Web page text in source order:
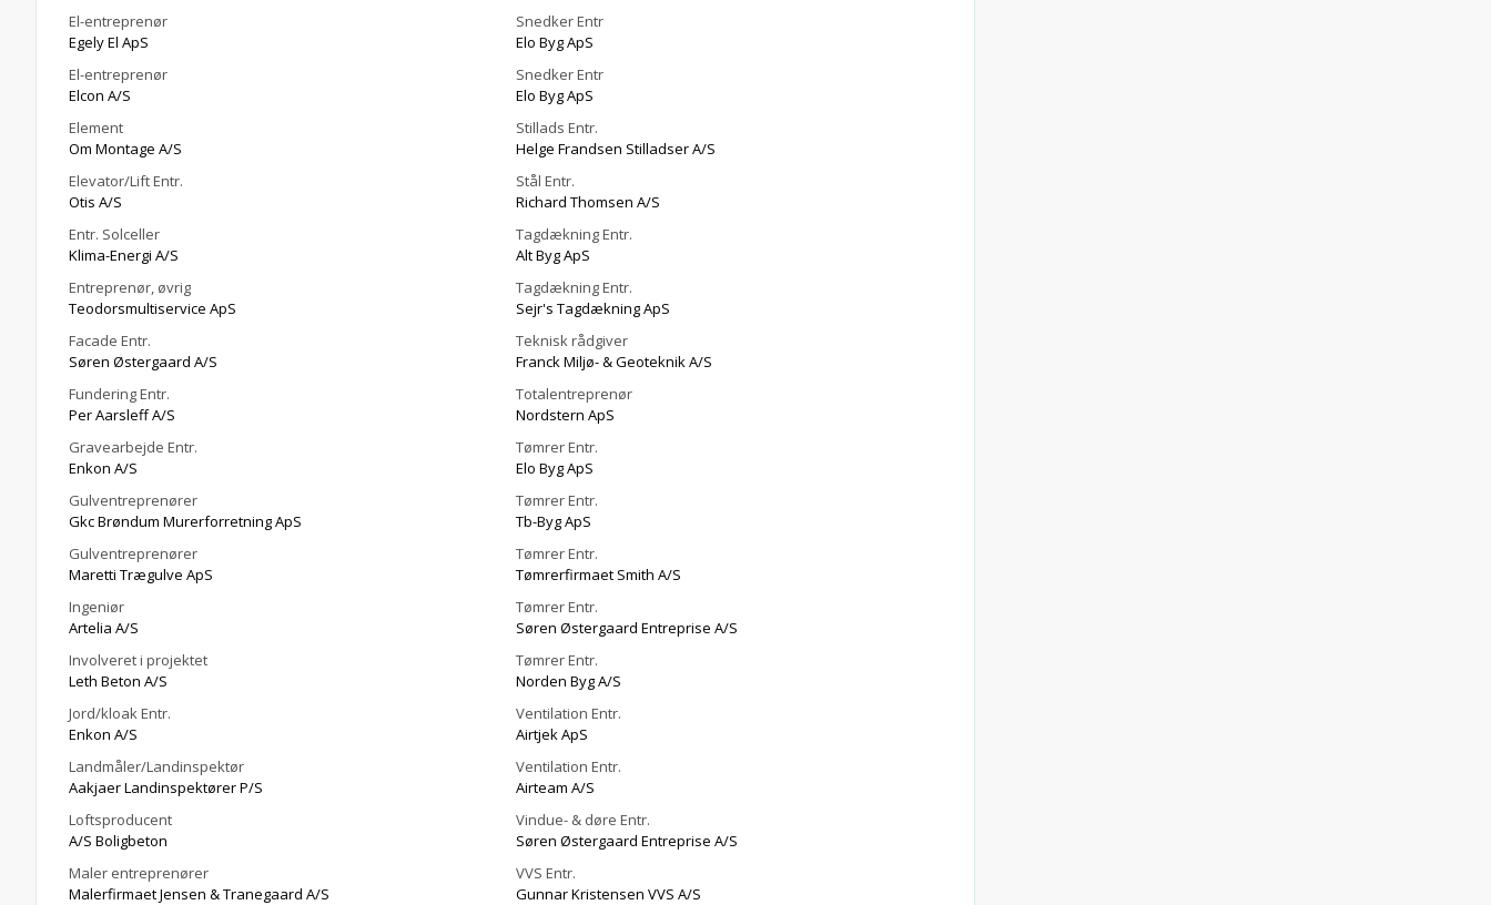
El-entreprenør
Egely El ApS
El-entreprenør
Elcon A/S
Element
Om Montage A/S
Elevator/Lift Entr.
Otis A/S
Entr. Solceller
Klima-Energi A/S
Entreprenør, øvrig
Teodorsmultiservice ApS
Facade Entr.
Søren Østergaard A/S
Fundering Entr.
Per Aarsleff A/S
Gravearbejde Entr.
Enkon A/S
Gulventreprenører
Gkc Brøndum Murerforretning ApS
Gulventreprenører
Maretti Trægulve ApS
Ingeniør
Artelia A/S
Involveret i projektet
Leth Beton A/S
Jord/kloak Entr.
Enkon A/S
Landmåler/Landinspektør
Aakjaer Landinspektører P/S
Loftsproducent
A/S Boligbeton
Maler entreprenører
Malerfirmaet Jensen & Tranegaard A/S
Snedker Entr
Elo Byg ApS
Snedker Entr
Elo Byg ApS
Stillads Entr.
Helge Frandsen Stilladser A/S
Stål Entr.
Richard Thomsen A/S
Tagdækning Entr.
Alt Byg ApS
Tagdækning Entr.
Sejr's Tagdækning ApS
Teknisk rådgiver
Franck Miljø- & Geoteknik A/S
Totalentreprenør
Nordstern ApS
Tømrer Entr.
Elo Byg ApS
Tømrer Entr.
Tb-Byg ApS
Tømrer Entr.
Tømrerfirmaet Smith A/S
Tømrer Entr.
Søren Østergaard Entreprise A/S
Tømrer Entr.
Norden Byg A/S
Ventilation Entr.
Airtjek ApS
Ventilation Entr.
Airteam A/S
Vindue- & døre Entr.
Søren Østergaard Entreprise A/S
VVS Entr.
Gunnar Kristensen VVS A/S